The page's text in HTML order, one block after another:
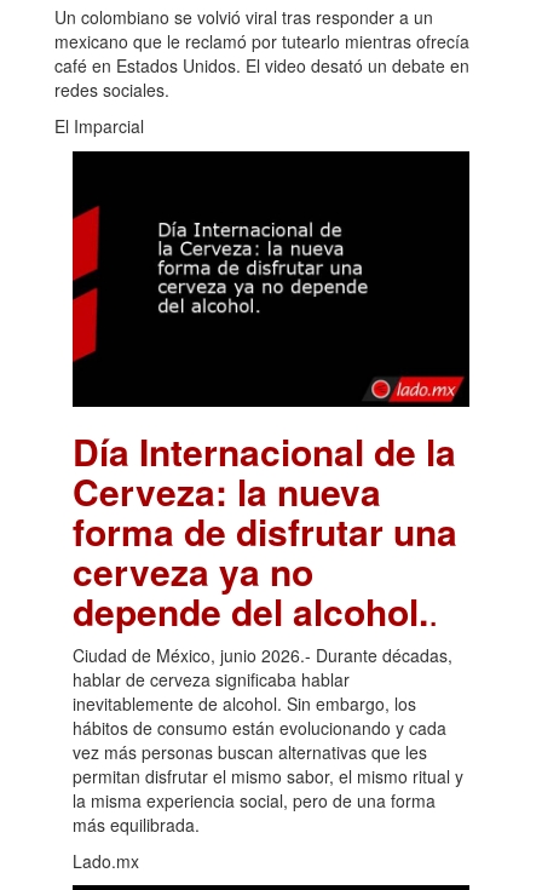
Un colombiano se volvió viral tras responder a un
mexicano que le reclamó por tutearlo mientras ofrecía
café en Estados Unidos. El video desató un debate en
redes sociales.
El Imparcial
Día Internacional de la
Cerveza: la nueva
forma de disfrutar una
cerveza ya no
depende del alcohol..
Ciudad de México, junio 2026.- Durante décadas,
hablar de cerveza significaba hablar
inevitablemente de alcohol. Sin embargo, los
hábitos de consumo están evolucionando y cada
vez más personas buscan alternativas que les
permitan disfrutar el mismo sabor, el mismo ritual y
la misma experiencia social, pero de una forma
más equilibrada.
Lado.mx